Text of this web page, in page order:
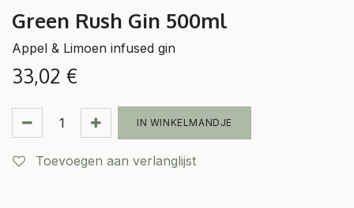
Green Rush Gin 500ml
Appel & Limoen infused gin
33,02 €
IN WINKELMANDJE
Toevoegen aan verlanglijst